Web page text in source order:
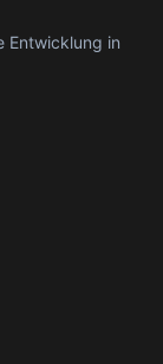
Entwicklung in